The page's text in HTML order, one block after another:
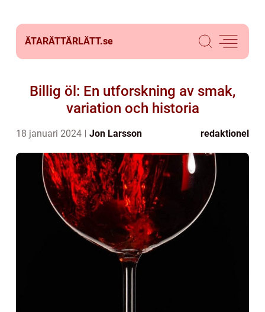
ÄTARÄTTÄRLÄTT.se
Billig öl: En utforskning av smak,
variation och historia
18 januari 2024 Jon Larsson redaktionel